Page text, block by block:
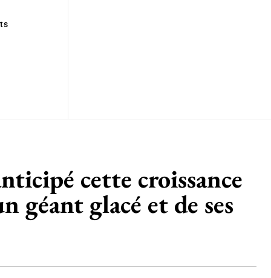
cette croissance
géant glacé et de ses